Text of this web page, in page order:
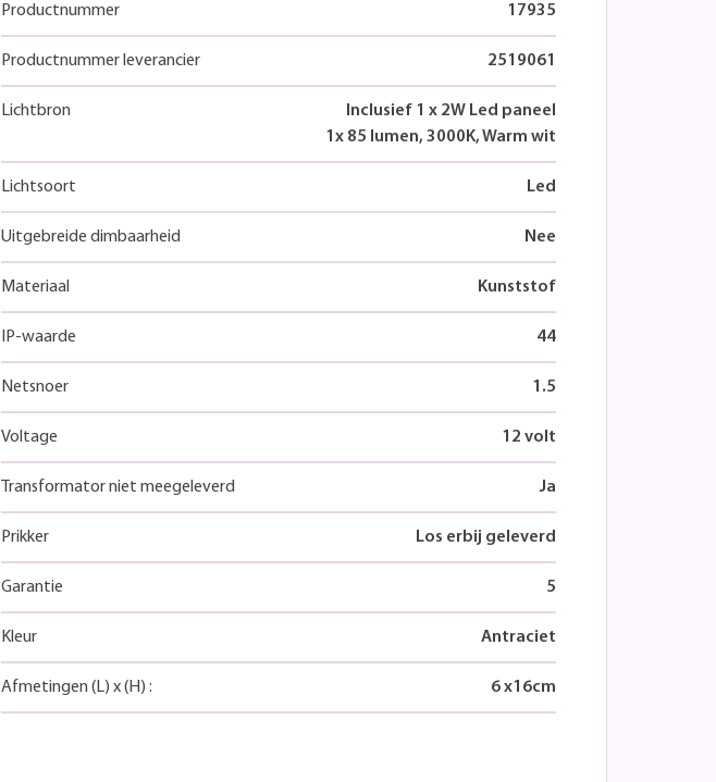
Productnummer 17935
Productnummer leverancier 2519061
Lichtbron
Inclusief 1 x 2W Led paneel
1x 85 lumen, 3000K, Warm wit
Lichtsoort Led
Uitgebreide dimbaarheid Nee
Materiaal Kunststof
IP-waarde 44
Netsnoer 1.5
Voltage 12 volt
Transformator niet meegeleverd Ja
Prikker Los erbij geleverd
Garantie 5
Kleur Antraciet
Afmetingen (L) x(H) : 6x16cm